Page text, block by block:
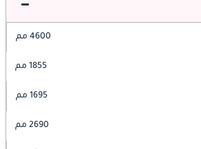
4600 مم
1855 مم
1695 مم
2690 مم